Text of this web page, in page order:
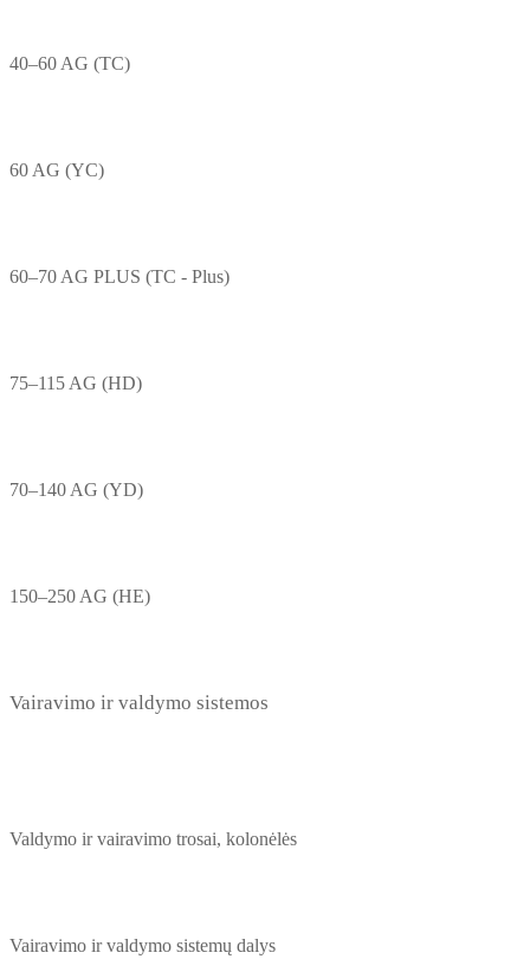
40–60 AG (TC)
60 AG (YC)
60–70 AG PLUS (TC - Plus)
75–115 AG (HD)
70–140 AG (YD)
150–250 AG (HE)
Vairavimo ir valdymo sistemos
Valdymo ir vairavimo trosai, kolonėlės
Vairavimo ir valdymo sistemų dalys